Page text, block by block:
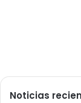
Noticias